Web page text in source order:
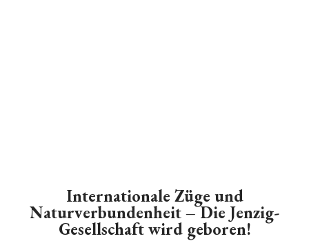
Internationale Züge und
Naturverbundenheit – Die Jenzig-
Gesellschaft wird geboren!